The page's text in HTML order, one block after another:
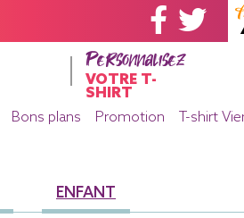
Personnalisez
VOTRE T-
SHIRT
Bons plans Promotion T-shirt
ENFANT